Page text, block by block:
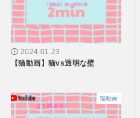
2024.01.23
【猫動画】猫vs透明な壁
猫動画